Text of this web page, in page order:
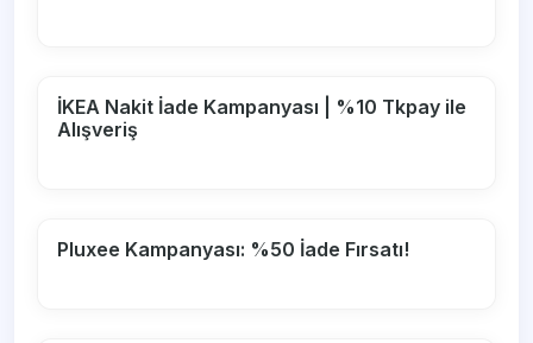
İKEA Nakit İade Kampanyası | %10 Tkpay ile
Alışveriş
Pluxee Kampanyası: %50 İade Fırsatı!